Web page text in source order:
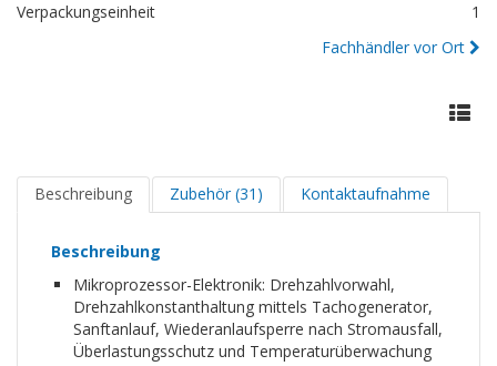
Verpackungseinheit
1
Fachhändler vor Ort
Beschreibung Zubehör (31) Kontaktaufnahme
Beschreibung
Mikroprozessor-Elektronik: Drehzahlvorwahl,
Drehzahlkonstanthaltung mittels Tachogenerator,
Sanftanlauf, Wiederanlaufsperre nach Stromausfall,
Überlastungsschutz und Temperaturüberwachung